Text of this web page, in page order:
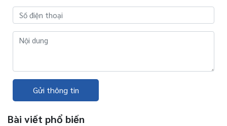
Gửi thông tin
Bài viết phổ biến